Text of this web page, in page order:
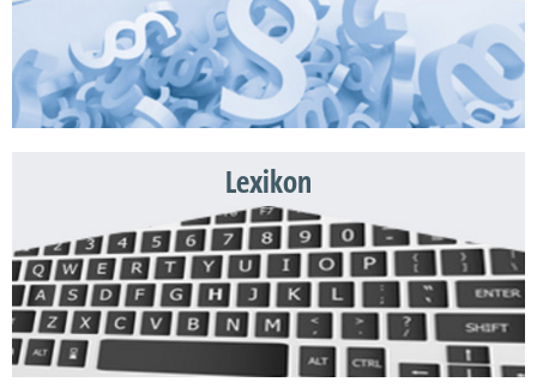
Lexikon